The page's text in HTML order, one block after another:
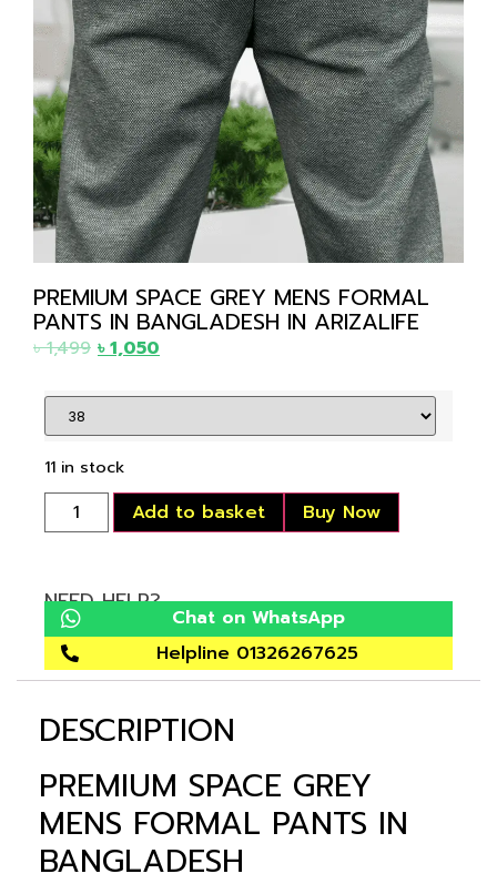
PREMIUM SPACE GREY MENS FORMAL
PANTS IN BANGLADESH IN ARIZALIFE
৳1,499 ৳1,050
11 in stock
Add to basket Buy Now
NEED HELP?
Chat on WhatsApp
Helpline 01326267625
DESCRIPTION
PREMIUM SPACE GREY
MENS FORMAL PANTS IN
BANGLADESH